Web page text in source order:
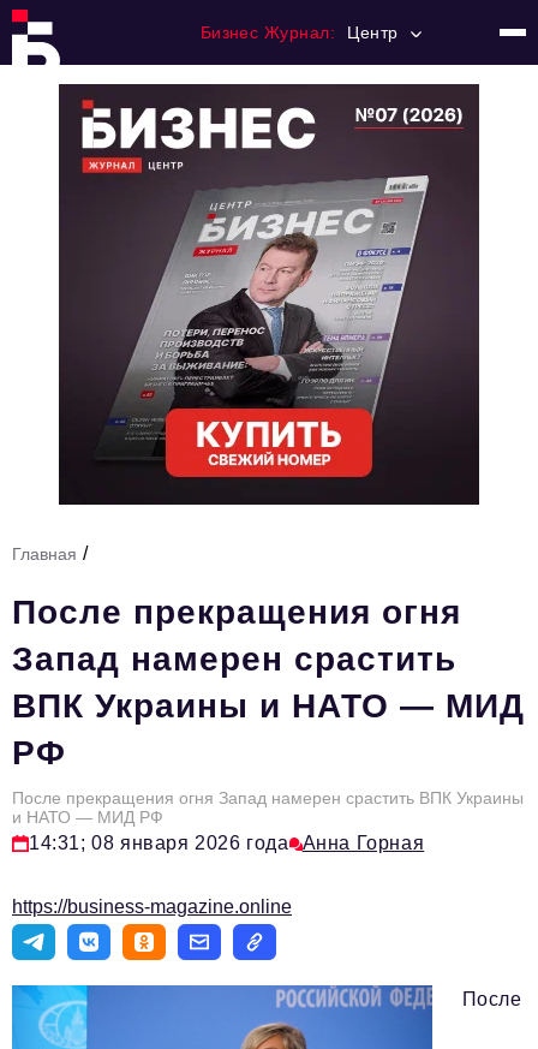
Бизнес Журнал: Центр
Регулирование
Премия "Тульский Бизнес"
История тульского предпринимательства
Тема номера
HR
Персона номера
Инфраструктура развития
Технологии и тренды
Туризм
Мероприятия
Видео
Главная /
После прекращения огня
Запад намерен срастить
ВПК Украины и НАТО — МИД
РФ
После прекращения огня Запад намерен срастить ВПК Украины
и НАТО — МИД РФ
14:31; 08 января 2026 года Анна Горная
https://business-magazine.online
После